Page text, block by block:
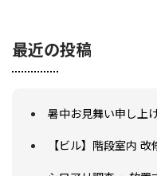
最近の投稿
暑中お見舞い申し上
【ビル】階段室内 改